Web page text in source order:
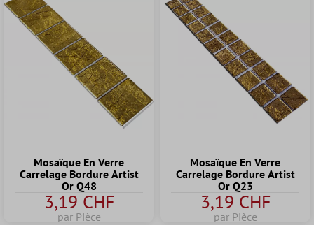
Mosaïque En Verre
Carrelage Bordure Artist
Or Q48
3,19 CHF
par Pièce
Mosaïque En Verre
Carrelage Bordure Artist
Or Q23
3,19 CHF
par Pièce